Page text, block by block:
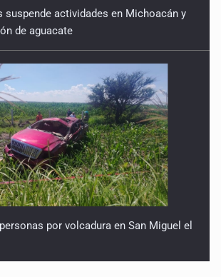
suspende actividades en Michoacán y
de aguacate
por volcadura en San Miguel el